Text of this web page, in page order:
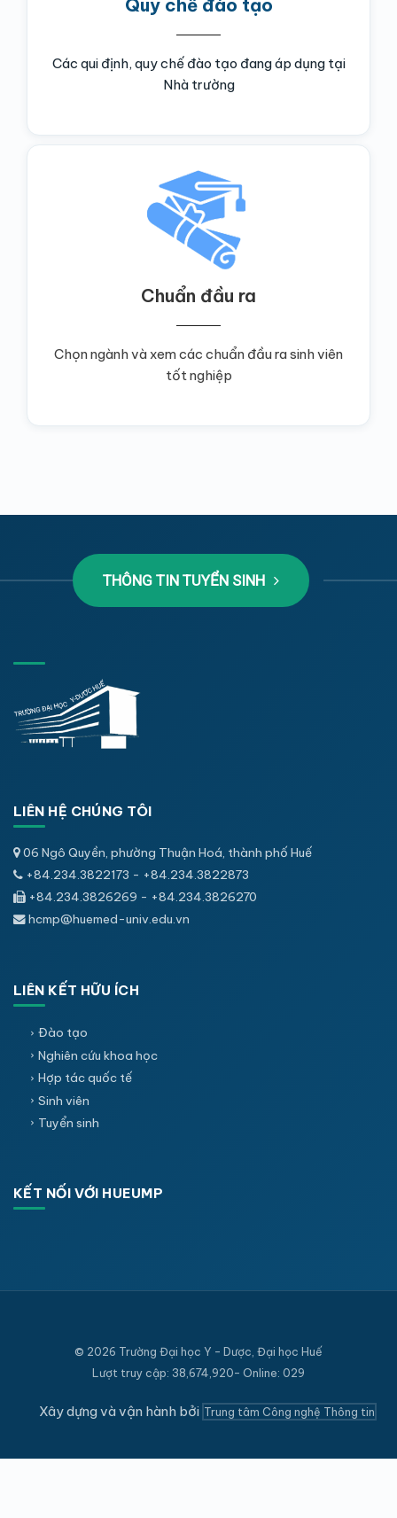
Quy chế đào tạo
Các qui định, quy chế đào tạo đang áp dụng tại
Nhà trường
Chuẩn đầu ra
Chọn ngành và xem các chuẩn đầu ra sinh viên
tốt nghiệp
THÔNG TIN TUYỂN SINH
LIÊN HỆ CHÚNG TÔI
06 Ngô Quyền, phường Thuận Hoá, thành phố Huế
+84.234.3822173 - +84.234.3822873
+84.234.3826269 - +84.234.3826270
hcmp@huemed-univ.edu.vn
LIÊN KẾT HỮU ÍCH
Đào tạo
Nghiên cứu khoa học
Hợp tác quốc tế
Sinh viên
Tuyển sinh
KẾT NỐI VỚI HUEUMP
© 2026 Trường Đại học Y - Dược, Đại học Huế
Lượt truy cập: 38,674,920- Online: 029
Xây dựng và vận hành bởi Trung tâm Công nghệ Thông tin